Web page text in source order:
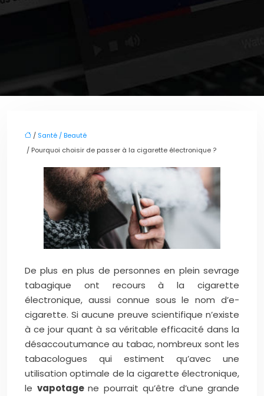
/ Santé / Beauté
/ Pourquoi choisir de passer à la cigarette électronique ?
De plus en plus de personnes en plein sevrage
tabagique ont recours à la cigarette
électronique, aussi connue sous le nom d’e-
cigarette. Si aucune preuve scientifique n’existe
à ce jour quant à sa véritable efficacité dans la
désaccoutumance au tabac, nombreux sont les
tabacologues qui estiment qu’avec une
utilisation optimale de la cigarette électronique,
le vapotage ne pourrait qu’être d’une grande